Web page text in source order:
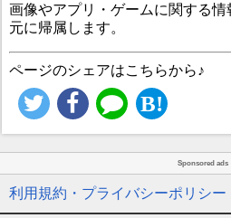
画像やアプリ・ゲームに関する
元に帰属します。
ページのシェアはこちらから♪
Sponsored ads
利用規約・プライバシーポリシー